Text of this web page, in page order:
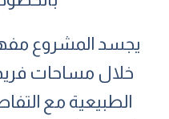
يجسد المشروع
خلال مساحات
الطبيعية مع